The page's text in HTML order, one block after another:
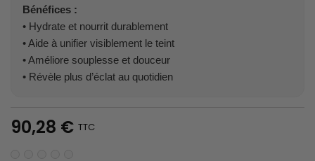
Bénéfices :
• Hydrate et nourrit durablement
• Aide à unifier visiblement le teint
• Améliore souplesse et douceur
• Révèle plus d’éclat au quotidien
90,28 € TTC